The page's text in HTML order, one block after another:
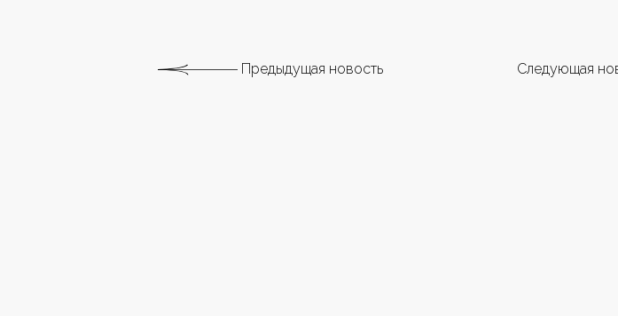
Предыдущая новость Следующая